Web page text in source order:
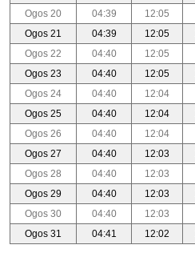
Ogos 20
04:39 12:05
Ogos 21
04:39 12:05
Ogos 22
04:40 12:05
Ogos 23
04:40 12:05
Ogos 24
04:40 12:04
Ogos 25
04:40 12:04
Ogos 26
04:40 12:04
Ogos 27
04:40 12:03
Ogos 28
04:40 12:03
Ogos 29
04:40 12:03
Ogos 30
04:40 12:03
Ogos 31
04:41 12:02